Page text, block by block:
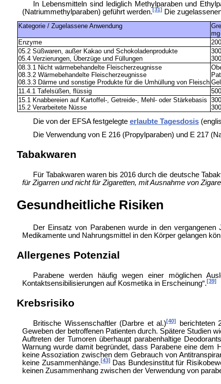
In Lebensmitteln sind lediglich Methylparaben und
(Natriummethylparaben) geführt werden.[31] Die
Kategorie / Zugelassene Anwendung
Enzyme
05.2 Süßwaren, außer Kakao und Schokoladenprodukte
05.4 Verzierungen, Überzüge und Füllungen
08.3.1 Nicht wärmebehandelte Fleischerzeugnisse
08.3.2 Wärmebehandelte Fleischerzeugnisse
08.3.3 Därme und sonstige Produkte für die Umhüllung von Fleisch
11.4.1 Tafelsüßen, flüssig
15.1 Knabbereien auf Kartoffel-, Getreide-, Mehl- oder Stärkebasis
15.2 Verarbeitete Nüsse
Die von der EFSA festgelegte erlaubte Tagesdosis
Die Verwendung von E 216 (Propylparaben) und E 217
Tabakwaren
FürTabakwaren waren bis 2016 durch die deutsche
für Zigarren und nicht für Zigaretten, mit Ausnahme von
Gesundheitliche Risiken
Der Einsatz von Parabenen wurde in den
Medikamente und Nahrungsmittel in den Körper gelangen
Allergenes Potenzial
Parabene werden häufig wegen einer möglichen
Kontaktsensibilisierungen auf Kosmetika in Erscheinung“.[39]
Krebsrisiko
Britische Wissenschaftler (Darbre et al.)[40]berichteten
Geweben der betroffenen Patienten durch. Spätere Studien
Auftreten der Tumoren überhaupt parabenhaltige
Warnung wurde damit begründet, dass Parabene eine dem
keine Assoziation zwischen dem Gebrauch von
keine Zusammenhänge.[43] Das Bundesinstitut für
keinen Zusammenhang zwischen der Verwendung von